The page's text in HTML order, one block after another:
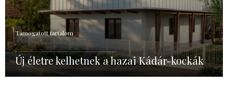
Támogatott tartalom
Új életre kelhetnek a hazai Kádár-kockák